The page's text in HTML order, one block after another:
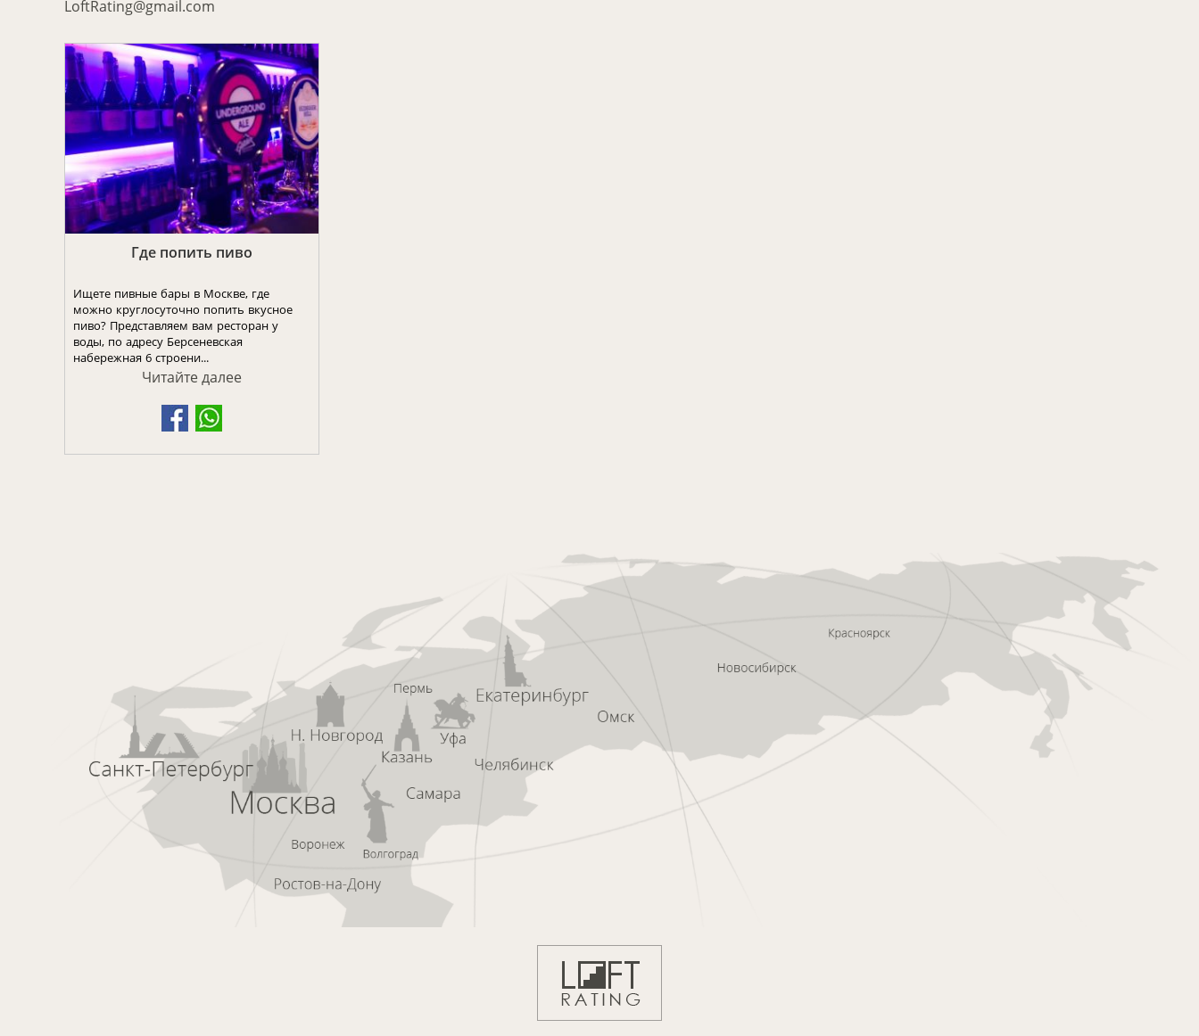
LoftRating@gmail.com
Где попить пиво
Ищете пивные бары в Москве, где
можно круглосуточно попить вкусное
пиво? Представляем вам ресторан у
воды, по адресу Берсеневская
набережная 6 строени...
Читайте далее